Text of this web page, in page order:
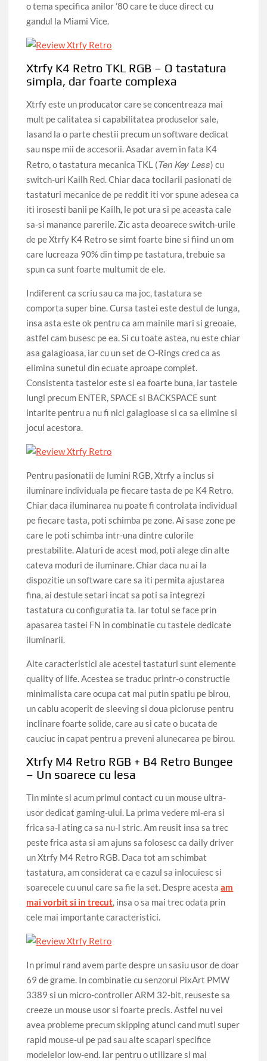
o tema specifica anilor ’80 care te duce direct cu
gandul la Miami Vice.
Xtrfy K4 Retro TKL RGB – O tastatura
simpla, dar foarte complexa
Xtrfy este un producator care se concentreaza mai
mult pe calitatea si capabilitatea produselor sale,
lasand la o parte chestii precum un software dedicat
sau nspe mii de accesorii. Asadar avem in fata K4
Retro, o tastatura mecanica TKL (Ten Key Less) cu
switch-uri Kailh Red. Chiar daca tocilarii pasionati de
tastaturi mecanice de pe reddit iti vor spune adesea ca
iti irosesti banii pe Kailh, le pot ura si pe aceasta cale
sa-si manance parerile. Zic asta deoarece switch-urile
de pe Xtrfy K4 Retro se simt foarte bine si fiind un om
care lucreaza 90% din timp pe tastatura, trebuie sa
spun ca sunt foarte multumit de ele.
Indiferent ca scriu sau ca ma joc, tastatura se
comporta super bine. Cursa tastei este destul de lunga,
insa asta este ok pentru ca am mainile mari si greoaie,
astfel cam busesc pe ea. Si cu toate astea, nu este chiar
asa galagioasa, iar cu un set de O-Rings cred ca as
elimina sunetul din ecuate aproape complet.
Consistenta tastelor este si ea foarte buna, iar tastele
lungi precum ENTER, SPACE si BACKSPACE sunt
intarite pentru a nu fi nici galagioase si ca sa elimine si
jocul acestora.
Pentru pasionatii de lumini RGB, Xtrfy a inclus si
iluminare individuala pe fiecare tasta de pe K4 Retro.
Chiar daca iluminarea nu poate fi controlata individual
pe fiecare tasta, poti schimba pe zone. Ai sase zone pe
care le poti schimba intr-una dintre culorile
prestabilite. Alaturi de acest mod, poti alege din alte
cateva moduri de iluminare. Chiar daca nu ai la
dispozitie un software care sa iti permita ajustarea
fina, ai destule setari incat sa poti sa integrezi
tastatura cu configuratia ta. Iar totul se face prin
apasarea tastei FN in combinatie cu tastele dedicate
iluminarii.
Alte caracteristici ale acestei tastaturi sunt elemente
quality of life. Acestea se traduc printr-o constructie
minimalista care ocupa cat mai putin spatiu pe birou,
un cablu acoperit de sleeving si doua picioruse pentru
inclinare foarte solide, care au si cate o bucata de
cauciuc in capat pentru a preveni alunecarea pe birou.
Xtrfy M4 Retro RGB + B4 Retro Bungee
– Un soarece cu lesa
Tin minte si acum primul contact cu un mouse ultra-
usor dedicat gaming-ului. La prima vedere mi-era si
frica sa-l ating ca sa nu-l stric. Am reusit insa sa trec
peste frica asta si am ajuns sa folosesc ca daily driver
un Xtrfy M4 Retro RGB. Daca tot am schimbat
tastatura, am considerat ca e cazul sa inlocuiesc si
soarecele cu unul care sa fie la set. Despre acestaam
mai vorbit si in trecut, insa o sa mai trec odata prin
cele mai importante caracteristici.
In primul rand avem parte despre un sasiu usor de doar
69 de grame. In combinatie cu senzorul PixArt PMW
3389 si un micro-controller ARM 32-bit, reuseste sa
creeze un mouse usor si foarte precis. Astfel nu vei
avea probleme precum skipping atunci cand muti super
rapid mouse-ul pe pad sau alte scapari specifice
modelelor low-end. Iar pentru o utilizare si mai